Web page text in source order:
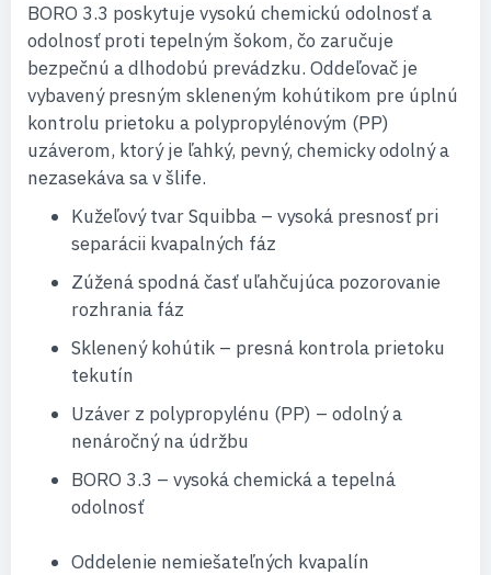
BORO 3.3 poskytuje vysokú chemickú odolnosť a
odolnosť proti tepelným šokom, čo zaručuje
bezpečnú a dlhodobú prevádzku. Oddeľovač je
vybavený presným skleneným kohútikom pre úplnú
kontrolu prietoku a polypropylénovým (PP)
uzáverom, ktorý je ľahký, pevný, chemicky odolný a
nezasekáva sa v šlife.
Kužeľový tvar Squibba – vysoká presnosť pri
separácii kvapalných fáz
Zúžená spodná časť uľahčujúca pozorovanie
rozhrania fáz
Sklenený kohútik – presná kontrola prietoku
tekutín
Uzáver z polypropylénu (PP) – odolný a
nenáročný na údržbu
BORO 3.3 – vysoká chemická a tepelná
odolnosť
Oddelenie nemiešateľných kvapalín